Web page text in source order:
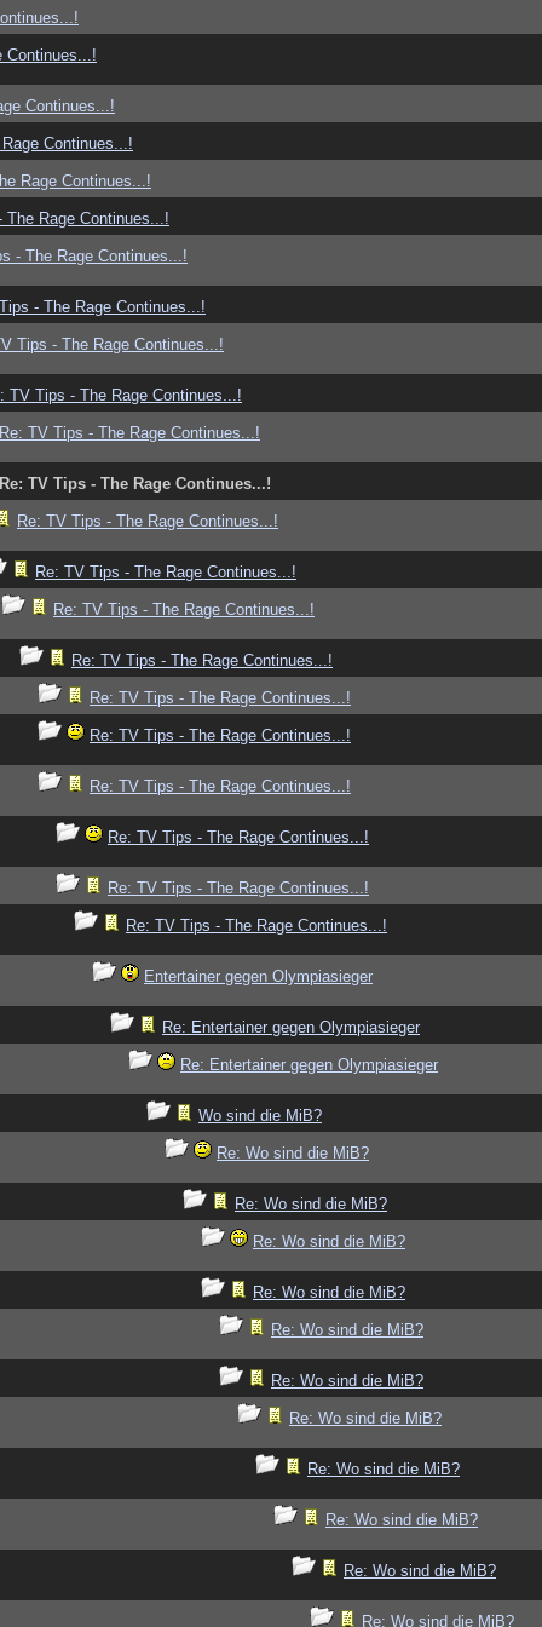
Continues...!
Continues...!
Continues...!
Rage Continues...!
The Rage Continues...!
- The Rage Continues...!
- The Rage Continues...!
Tips - The Rage Continues...!
TV Tips - The Rage Continues...!
Re: TV Tips - The Rage Continues...!
Re: TV Tips - The Rage Continues...!
Re: TV Tips - The Rage Continues...!
Re: TV Tips - The Rage Continues...!
Re: TV Tips - The Rage Continues...!
Re: TV Tips - The Rage Continues...!
Re: TV Tips - The Rage Continues...!
Re: TV Tips - The Rage Continues...!
Re: TV Tips - The Rage Continues...!
Re: TV Tips - The Rage Continues...!
Re: TV Tips - The Rage Continues...!
Re: TV Tips - The Rage Continues...!
Entertainer gegen Olympiasieger
Re: Entertainer gegen Olympiasieger
Re: Entertainer gegen Olympiasieger
Wo sind die MiB?
Re: Wo sind die MiB?
Re: Wo sind die MiB?
Re: Wo sind die MiB?
Re: Wo sind die MiB?
Re: Wo sind die MiB?
Re: Wo sind die MiB?
Re: Wo sind die MiB?
Re: Wo sind die MiB?
Re: Wo sind die MiB?
Re: Wo sind die MiB?
Re: Wo sind die MiB?